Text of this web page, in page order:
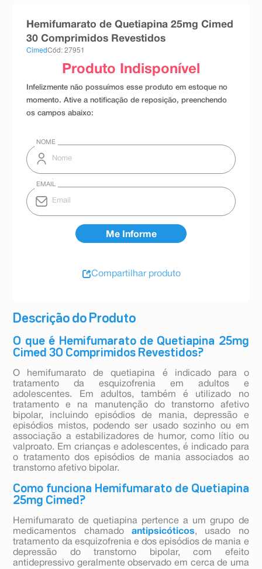
Descrição do Produto
O que é Hemifumarato de Quetiapina 25mg
Cimed 30 Comprimidos Revestidos?
O hemifumarato de quetiapina é indicado para o
tratamento da esquizofrenia em adultos e
adolescentes. Em adultos, também é utilizado no
tratamento e na manutenção do transtorno afetivo
bipolar, incluindo episódios de mania, depressão e
episódios mistos, podendo ser usado sozinho ou em
associação a estabilizadores de humor, como lítio ou
valproato. Em crianças e adolescentes, é indicado para
o tratamento dos episódios de mania associados ao
transtorno afetivo bipolar.
Como funciona Hemifumarato de Quetiapina
25mg Cimed?
Hemifumarato de quetiapina pertence a um grupo de
medicamentos chamado antipsicóticos, usado no
tratamento da esquizofrenia e dos episódios de mania e
depressão do transtorno bipolar, com efeito
antidepressivo geralmente observado em cerca de uma
Hemifumarato de Quetiapina 25mg Cimed
30 Comprimidos Revestidos
CimedCód: 27951
Compartilhar produto
esmalte
10ºabsorvente